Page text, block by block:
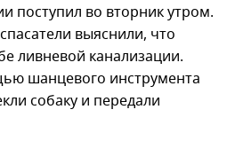
поступил во вторник утром.
выяснили, что
ливневой канализации.
шанцевого инструмента
собаку и передали